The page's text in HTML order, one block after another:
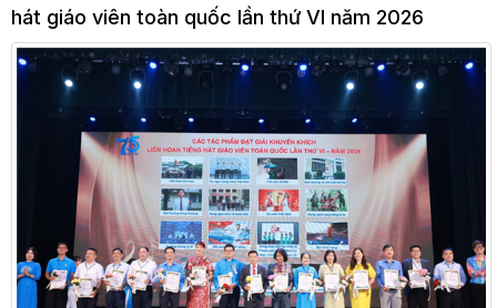
hát giáo viên toàn quốc lần thứ VI năm 2026